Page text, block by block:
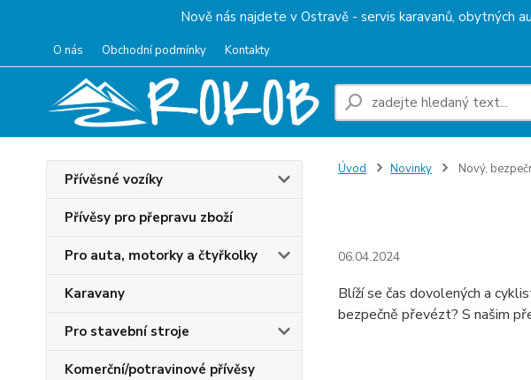
Nově nás najdete v Ostravě - servis karavanů, obytných
O nás Obchodní podmínky Kontakty
Přívěsné vozíky
Přívěsy pro přepravu zboží
Pro auta, motorky a čtyřkolky
Karavany
Pro stavební stroje
Komerční/potravinové přívěsy
Úvod Novinky Nový,
06.04.2024
Blíží se čas dovolených a
bezpečně převézt? S našim